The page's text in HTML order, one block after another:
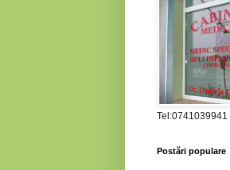
Tel:0741039941
Postări populare